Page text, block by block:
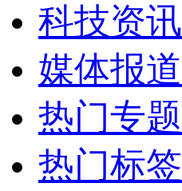
科技资讯
媒体报道
热门专题
热门标签